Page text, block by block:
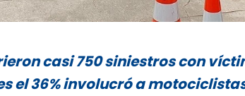
casi 750 siniestros con
el 36% involucró a